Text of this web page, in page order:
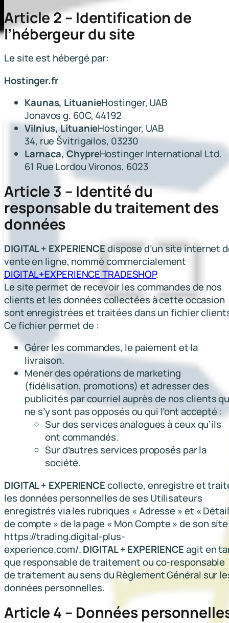
Article 2 – Identification de
l’hébergeur du site
Le site est hébergé par:
Hostinger.fr
Kaunas, LituanieHostinger, UAB
Jonavos g. 60C, 44192
Vilnius, LituanieHostinger, UAB
34, rue Švitrigailos, 03230
Larnaca, ChypreHostinger International Ltd.
61 Rue Lordou Vironos, 6023
Article 3 – Identité du
responsable du traitement des
données
DIGITAL + EXPERIENCEdispose d’un site internet
vente en ligne, nommé commercialement
DIGITAL+EXPERIENCE TRADESHOP.
Le site permet de recevoir les commandes de nos
clients et les données collectées à cette occasion
sont enregistrées et traitées dans un fichier
Ce fichier permet de :
Gérer les commandes, le paiement et la
livraison.
Mener des opérations de marketing
(fidélisation, promotions) et adresser des
publicités par courriel auprès de nos clients
ne s’y sont pas opposés ou qui l’ont accepté :
Sur des services analogues à ceux qu’ils
ont commandés.
Sur d’autres services proposés par la
société.
DIGITAL + EXPERIENCEcollecte, enregistre et
les données personnelles de ses Utilisateurs
enregistrés via les rubriques «Adresse» et «
de compte» de la page « Mon Compte» de son site
https://trading.digital-plus-
experience.com/.DIGITAL + EXPERIENCEagit en
que responsable de traitement ou co-responsable
de traitement au sens du Règlement Général sur
données personnelles.
Article 4 – Données